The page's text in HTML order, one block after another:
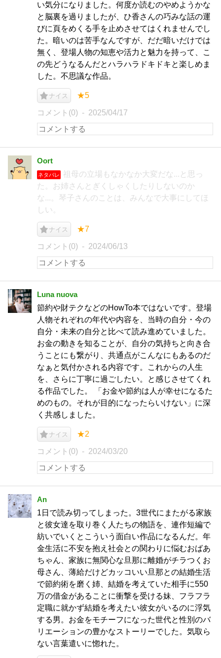
い気分になりました。何度か読むのやめようかな
と脳裏を過りましたが、ひ香さんの巧みな話の運
びに頁をめくる手を止めさせてはくれませんでし
た。暗いのは苦手なんですが、だだ暗いだけでは
無く、登場人物の知恵や活力と魅力を持って、こ
の先どうなるんだとハラハラドキドキと楽しめま
した。不思議な作品。
ナイス ★5
コメント(0) 2025/04/17
Oort
ネタバレ
祖母の立場もなかなか大変だな...と思っ
た。お姉さんとぎくしゃくしたりしないのか
な...。琴子さんのことは、みんなで大事にしてほ
しい。
ナイス ★7
コメント(0) 2024/06/13
Luna nuova
節約や財テクなどのHowTo本ではないです。登場
人物それぞれの年代や内容を、当時の自分・今の
自分・未来の自分と比べて読み進めていました。
お金の動きを知ることが、自分の気持ちと向き合
うことにも繋がり、共通点がこんなにもあるのだ
なぁと気付かされる内容です。これからの人生
を、さらに丁寧に過ごしたい。と感じさせてくれ
る作品でした。 「お金や節約は人が幸せになるた
めのもの。それが目的になったらいけない」に深
く共感しました。
ナイス ★2
コメント(0) 2024/03/20
An
1日で読み切ってしまった。3世代にまたがる家族
と彼女達を取り巻く人たちの物語を、連作短編で
紡いでいくとこういう面白い作品になるんだ。年
金生活に不安を抱え社会との関わりに悩むおばあ
ちゃん、家族に無関心な旦那に離婚がチラつくお
母さん、薄給だけどカッコいい旦那との結婚生活
で節約術を磨く姉、結婚を考えていた相手に550
万の借金があることに衝撃を受ける妹、フラフラ
定職に就かず結婚を考えたい彼女がいるのに浮気
する男。お金をモチーフになった世代と性別のバ
リエーションの豊かなストーリーでした。気取ら
ない言葉遣いに惚れた。